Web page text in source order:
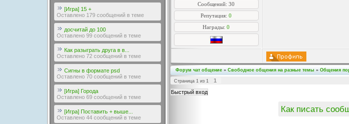
[Игра] 15 +
Оставлено 179 сообщений в теме
досчитай до 100
Оставлено 99 сообщений в теме
Как разыграть друга в в...
Оставлено 72 сообщений в теме
Сигны в формате psd
Оставлено 70 сообщений в теме
[Игра] Города
Оставлено 69 сообщений в теме
[Игра] Поставить + выше...
Оставлено 44 сообщений в теме
Сообщений: 30
Репутация: 0
Награды: 0
Форум чат общение » Свободное общения на разные темы » Общения
Страница 1из 1
1
Как писать